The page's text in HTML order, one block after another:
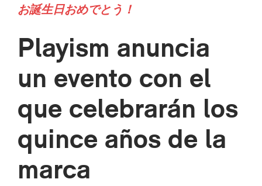
お誕生日おめでとう！
Playism anuncia
un evento con el
que celebrarán los
quince años de la
marca